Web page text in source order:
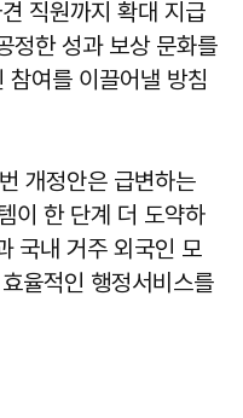
직원까지 확대 지급
정한 성과 보상 문화를
여를 이끌어낼 방침
개정안은 급변하는
이 한 단계 더 도약하
국내 거주 외국인 모
율적인 행정서비스를